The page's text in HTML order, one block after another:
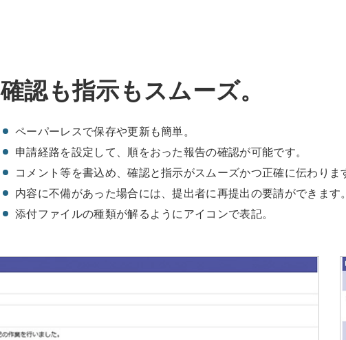
確認も指示もスムーズ。
ペーパーレスで保存や更新も簡単。
申請経路を設定して、順をおった報告の確認が可能です。
コメント等を書込め、確認と指示がスムーズかつ正確に伝わりま
内容に不備があった場合には、提出者に再提出の要請ができます
添付ファイルの種類が解るようにアイコンで表記。